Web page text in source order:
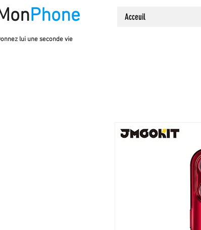
Phone Acceuil
lui une seconde vie